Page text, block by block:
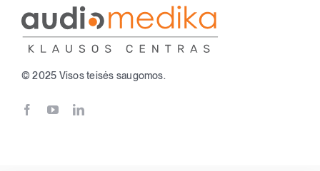
+370 620 33338
Registracija
© 2025 Visos teisės saugomos.